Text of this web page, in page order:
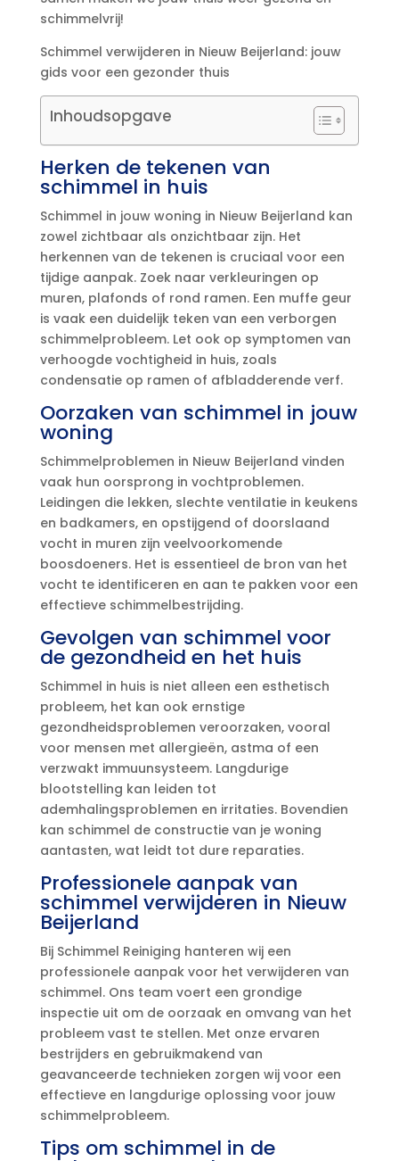
schimmelvrij!
Schimmel verwijderen in Nieuw Beijerland: jouw
gids voor een gezonder thuis
Inhoudsopgave
Herken de tekenen van
schimmel in huis
Schimmel in jouw woning in Nieuw Beijerland kan
zowel zichtbaar als onzichtbaar zijn.​ Het
herkennen van de tekenen is cruciaal voor een
tijdige aanpak.​ Zoek naar verkleuringen op
muren, plafonds of rond ramen.​ Een muffe geur
is vaak een duidelijk teken van een verborgen
schimmelprobleem.​ Let ook op symptomen van
verhoogde vochtigheid in huis, zoals
condensatie op ramen of afbladderende verf.​
Oorzaken van schimmel in jouw
woning
Schimmelproblemen in Nieuw Beijerland vinden
vaak hun oorsprong in vochtproblemen.​
Leidingen die lekken, slechte ventilatie in keukens
en badkamers, en opstijgend of doorslaand
vocht in muren zijn veelvoorkomende
boosdoeners.​ Het is essentieel de bron van het
vocht te identificeren en aan te pakken voor een
effectieve schimmelbestrijding.​
Gevolgen van schimmel voor
de gezondheid en het huis
Schimmel in huis is niet alleen een esthetisch
probleem, het kan ook ernstige
gezondheidsproblemen veroorzaken, vooral
voor mensen met allergieën, astma of een
verzwakt immuunsysteem.​ Langdurige
blootstelling kan leiden tot
ademhalingsproblemen en irritaties.​ Bovendien
kan schimmel de constructie van je woning
aantasten, wat leidt tot dure reparaties.​
Professionele aanpak van
schimmel verwijderen in Nieuw
Beijerland
Bij Schimmel Reiniging hanteren wij een
professionele aanpak voor het verwijderen van
schimmel.​ Ons team voert een grondige
inspectie uit om de oorzaak en omvang van het
probleem vast te stellen.​ Met onze ervaren
bestrijders en gebruikmakend van
geavanceerde technieken zorgen wij voor een
effectieve en langdurige oplossing voor jouw
schimmelprobleem.​
Tips om schimmel in de